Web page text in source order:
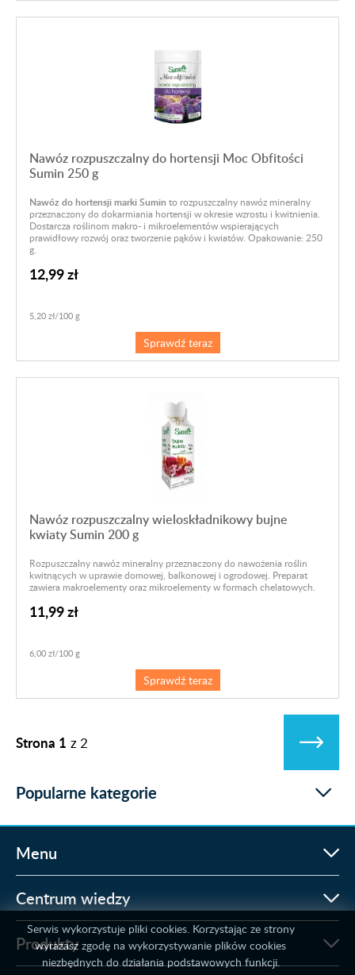
Nawóz rozpuszczalny do hortensji Moc Obfitości
Sumin 250 g
Nawóz do hortensji marki Sumin to rozpuszczalny nawóz mineralny
przeznaczony do dokarmiania hortensji w okresie wzrostu i kwitnienia.
Dostarcza roślinom makro- i mikroelementów wspierających
prawidłowy rozwój oraz tworzenie pąków i kwiatów. Opakowanie: 250
g.
12,99 zł
5,20 zł/100 g
Sprawdź teraz
Nawóz rozpuszczalny wieloskładnikowy bujne
kwiaty Sumin 200 g
Rozpuszczalny nawóz mineralny przeznaczony do nawożenia roślin
kwitnących w uprawie domowej, balkonowej i ogrodowej. Preparat
zawiera makroelementy oraz mikroelementy w formach chelatowych.
11,99 zł
6,00 zł/100 g
Sprawdź teraz
Strona 1 z2
Popularne kategorie
Menu
Centrum wiedzy
Produkty
Serwis wykorzystuje pliki cookies. Korzystając ze strony
wyrażasz zgodę na wykorzystywanie plików cookies
niezbędnych do działania podstawowych funkcji.